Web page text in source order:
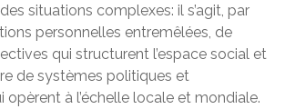
situations complexes: il s’agit, par
personnelles entremêlées, de
qui structurent l’espace social et
de systèmes politiques et
opèrent à l’échelle locale et mondiale.